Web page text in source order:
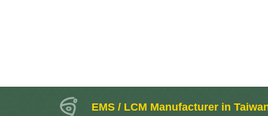
EMS / LCM Manufacturer in